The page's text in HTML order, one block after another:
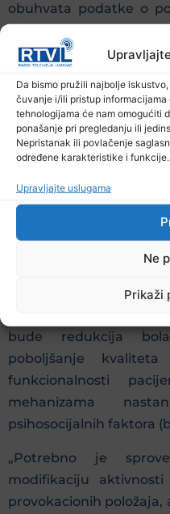
Da bismo pružili najbolje
čuvanje i/ili pristup informacijama
tehnologijama će nam omogućiti
ponašanje pri pregledanju ili
Nepristanak ili povlačenje
određene karakteristike i funkcije.
Upravljajte uslugama
Ne
Prikaži
obuhvata podatke o
širenju, odgovoru na
reanimatologiju
Srbije.
On dodaje da je
(farmakoterapija,
terapija).
što manje zastupljen,
postupci fizikalne
bude redukcija
poboljšanje
funkcionalnosti
mehanizama
psihosocijalnih faktora
„Potrebno je
modifikaciju
provokacionih položaja,